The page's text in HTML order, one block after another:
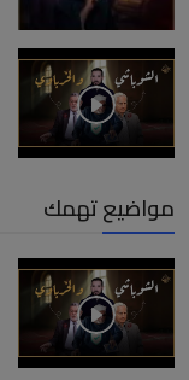
مواضيع تهمك